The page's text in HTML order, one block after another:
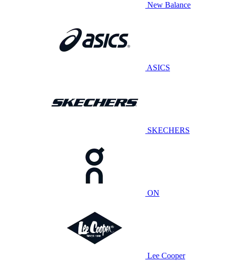
New Balance
ASICS
SKECHERS
ON
Lee Cooper